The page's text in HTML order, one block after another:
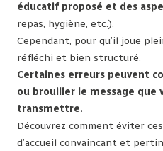
éducatif proposé et des
repas, hygiène, etc.).
Cependant, pour qu’il joue
réfléchi et bien structuré.
Certaines erreurs peuvent
ou brouiller le message que
transmettre.
Découvrez comment éviter
d’accueil convaincant et